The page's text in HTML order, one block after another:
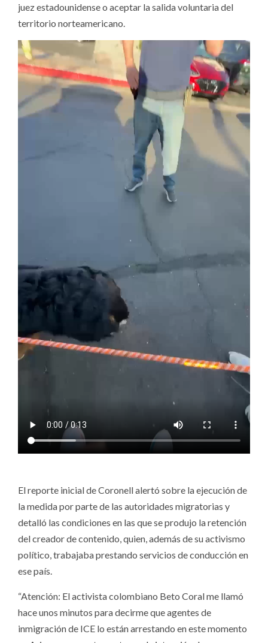
juez estadounidense o aceptar la salida voluntaria del
territorio norteamericano.
El reporte inicial de Coronell alertó sobre la ejecución de
la medida por parte de las autoridades migratorias y
detalló las condiciones en las que se produjo la retención
del creador de contenido, quien, además de su activismo
político, trabajaba prestando servicios de conducción en
ese país.
“Atención: El activista colombiano Beto Coral me llamó
hace unos minutos para decirme que agentes de
inmigración de ICE lo están arrestando en este momento